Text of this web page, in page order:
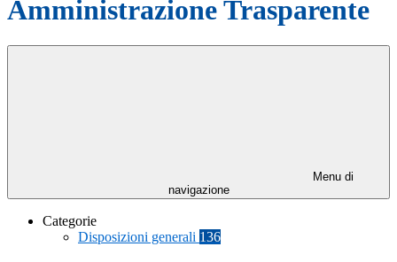
Amministrazione Trasparente
Menu di
navigazione
Categorie
Disposizioni generali 136